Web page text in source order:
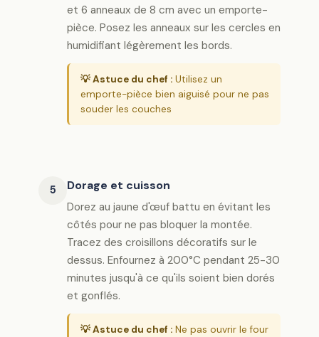
et 6 anneaux de 8 cm avec un emporte-
pièce. Posez les anneaux sur les cercles en
humidifiant légèrement les bords.
💡 Astuce du chef : Utilisez un
emporte-pièce bien aiguisé pour ne pas
souder les couches
5 Dorage et cuisson
Dorez au jaune d'œuf battu en évitant les
côtés pour ne pas bloquer la montée.
Tracez des croisillons décoratifs sur le
dessus. Enfournez à 200°C pendant 25-30
minutes jusqu'à ce qu'ils soient bien dorés
et gonflés.
💡 Astuce du chef : Ne pas ouvrir le four